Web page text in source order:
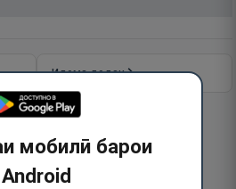
Идома додан
мобилӣ барои
Android